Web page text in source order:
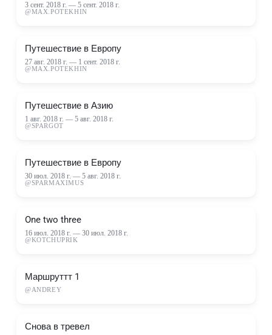
3 сент. 2018 г. — 5 сент. 2018 г.
@MAX.POTEKHIN
Путешествие в Европу
27 авг. 2018 г. — 1 сент. 2018 г.
@MAX.POTEKHIN
Путешествие в Азию
1 авг. 2018 г. — 5 авг. 2018 г.
@SPARGOT
Путешествие в Европу
30 июл. 2018 г. — 5 авг. 2018 г.
@SPARMAXIMUS
One two three
16 июл. 2018 г. — 30 июл. 2018 г.
@KOTCHUPRIK
Маршруттт 1
@ANDREY
Снова в тревел